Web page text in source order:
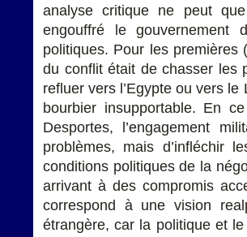
analyse critique ne peut
engouffré le gouvernement
politiques. Pour les
du conflit était de chasser les
refluer vers l’Egypte ou vers
bourbier insupportable. En
Desportes, l’engagement
problèmes, mais d’infléchir
conditions politiques de la
arrivant à des compromis
correspond à une vision
étrangère, car la politique et